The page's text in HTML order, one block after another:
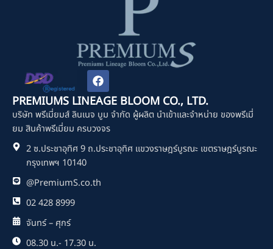
F
a
c
e
b
o
k
PREMIUMS LINEAGE BLOOM CO., LTD.
บริษัท พรีเมี่ยมส์ ลินเนจ บูม จำกัด ผู้ผลิต นำเข้าและจำหน่าย ของพรีเมี่
ยม สินค้าพรีเมี่ยม ครบวงจร
2 ซ.ประชาอุทิศ 9 ถ.ประชาอุทิศ แขวงราษฎร์บูรณะ เขตราษฎร์บูรณะ
กรุงเทพฯ 10140
@PremiumS.co.th
02 428 8999
จันทร์ – ศุกร์
08.30 น.- 17.30 น.